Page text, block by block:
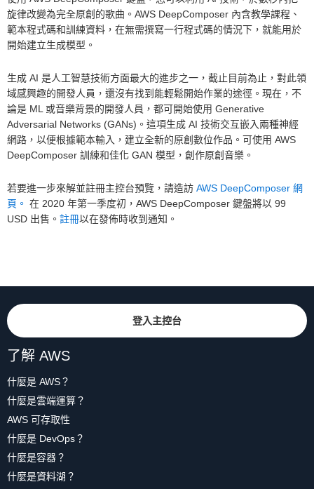
旋律改變為完全原創的歌曲。AWS DeepComposer 內含教學課程、
範本程式碼和訓練資料，在無需撰寫一行程式碼的情況下，就能用於
開始建立生成模型。
生成 AI 是人工智慧技術方面最大的進步之一，截止目前為止，對此領
域感興趣的開發人員，還沒有找到能輕鬆開始作業的途徑。現在，不
論是 ML 或音樂背景的開發人員，都可開始使用 Generative
Adversarial Networks (GANs)。這項生成 AI 技術交互嵌入兩種神經
網路，以便根據範本輸入，建立全新的原創數位作品。可使用 AWS
DeepComposer 訓練和佳化 GAN 模型，創作原創音樂。
若要進一步來解並註冊主控台預覽，請造訪 AWS DeepComposer 網
頁。 在 2020 年第一季度初，AWS DeepComposer 鍵盤將以 99
USD 出售。 註冊以在發佈時收到通知。
登入主控台
了解 AWS
什麼是 AWS？
什麼是雲端運算？
AWS 可存取性
什麼是 DevOps？
什麼是容器？
什麼是資料湖？